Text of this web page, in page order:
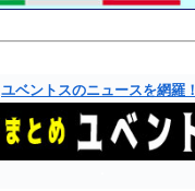
ユベントスのニュースを網羅！